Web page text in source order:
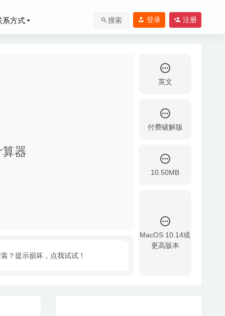
方式 搜索 登录 注册
器
英文
付费破解版
10.50MB
MacOS 10.14或
更高版本
？提示损坏，点我试试！